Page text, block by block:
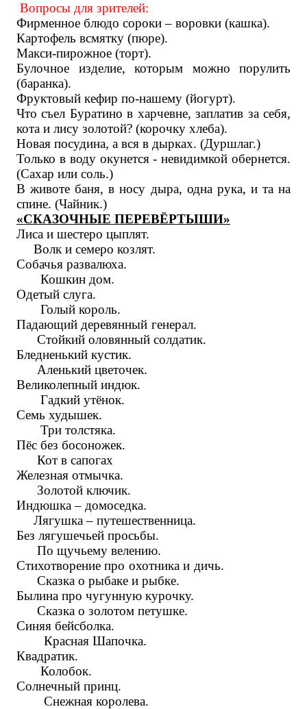
Вопросы для зрителей:
Фирменное блюдо сороки – воровки (кашка).
Картофель всмятку (пюре).
Макси-пирожное (торт).
Булочное изделие, которым можно порулить
(баранка).
Фруктовый кефир по-нашему (йогурт).
Что съел Буратино в харчевне, заплатив за себя,
кота и лису золотой? (корочку хлеба).
Новая посудина, а вся в дырках. (Дуршлаг.)
Только в воду окунется - невидимкой обернется.
(Сахар или соль.)
В животе баня, в носу дыра, одна рука, и та на
спине. (Чайник.)
«СКАЗОЧНЫЕ ПЕРЕВЁРТЫШИ»
Лиса и шестеро цыплят.
Волк и семеро козлят.
Собачья развалюха.
Кошкин дом.
Одетый слуга.
Голый король.
Падающий деревянный генерал.
Стойкий оловянный солдатик.
Бледненький кустик.
Аленький цветочек.
Великолепный индюк.
Гадкий утёнок.
Семь худышек.
Три толстяка.
Пёс без босоножек.
Кот в сапогах
Железная отмычка.
Золотой ключик.
Индюшка – домоседка.
Лягушка – путешественница.
Без лягушечьей просьбы.
По щучьему велению.
Стихотворение про охотника и дичь.
Сказка о рыбаке и рыбке.
Былина про чугунную курочку.
Сказка о золотом петушке.
Синяя бейсболка.
Красная Шапочка.
Квадратик.
Колобок.
Солнечный принц.
Снежная королева.